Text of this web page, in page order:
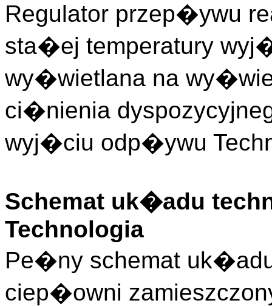
Regulator przep�ywu
sta�ej temperatury
wy�wietlana na
ci�nienia
wyj�ciu odp�ywu
Schemat uk�adu
Technologia
Pe�ny schemat
ciep�owni